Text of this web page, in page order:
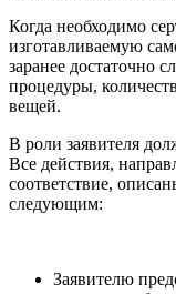
Когда необходимо
изготавливаемую
заранее достаточно
процедуры,
вещей.
В роли заявителя
Все действия,
соответствие,
следующим:
Заявителю